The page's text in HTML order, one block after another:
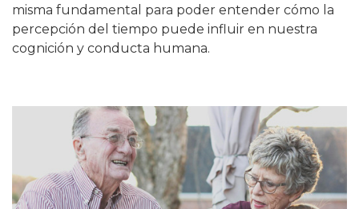
misma fundamental para poder entender cómo la
percepción del tiempo puede influir en nuestra
cognición y conducta humana.